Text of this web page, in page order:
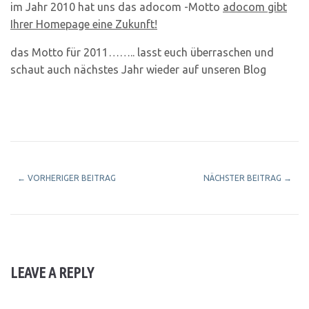
im Jahr 2010 hat uns das adocom -Motto adocom gibt
Ihrer Homepage eine Zukunft!
das Motto für 2011…….. lasst euch überraschen und
schaut auch nächstes Jahr wieder auf unseren Blog
← VORHERIGER BEITRAG NÄCHSTER BEITRAG →
LEAVE A REPLY